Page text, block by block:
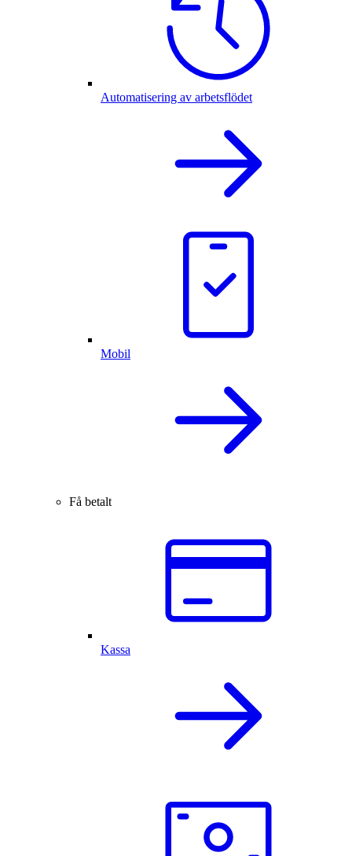
Automatisering av arbetsflödet
Mobil
Få betalt
Kassa